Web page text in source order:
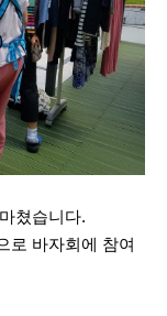
쳤습니다.
로 바자회에 참여